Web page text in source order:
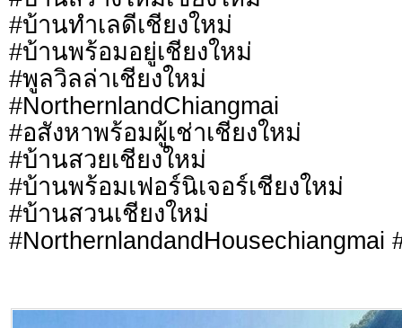
#บ้านทำเลดีเชียงใหม่
#บ้านพร้อมอยู่เชียงใหม่
#พูลวิลล่าเชียงใหม่
#NorthernlandChiangmai
#อสังหาพร้อมผู้เช่าเชียงใหม่
#บ้านสวยเชียงใหม่
#บ้านพร้อมเฟอร์นิเจอร์เชียงใหม่
#บ้านสวนเชียงใหม่
#NorthernlandandHousechiangmai